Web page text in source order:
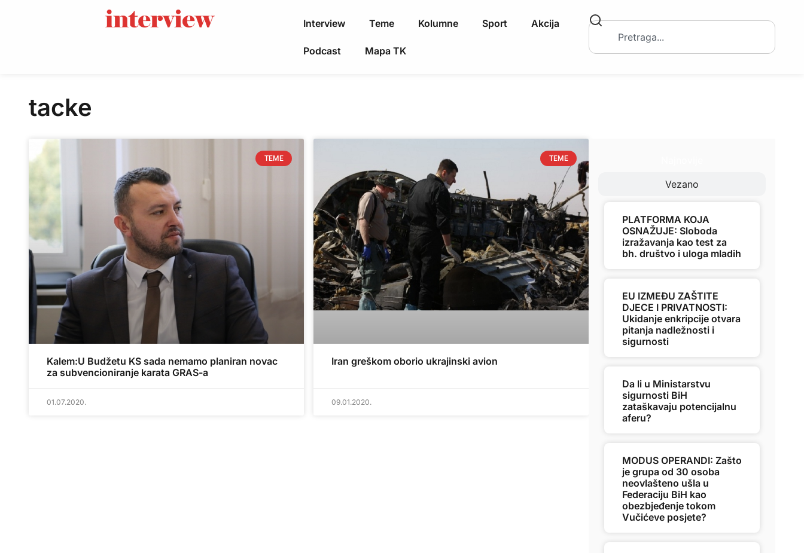
Interview Teme Kolumne Sport Akcija
Podcast Mapa TK
tacke
TEME
Kalem:U Budžetu KS sada nemamo planiran novac
za subvencioniranje karata GRAS-a
01.07.2020.
TEME
Iran greškom oborio ukrajinski avion
09.01.2020.
Vezano
PLATFORMA KOJA
OSNAŽUJE: Sloboda
izražavanja kao test za
bh. društvo i uloga mladih
EU IZMEĐU ZAŠTITE
DJECE I PRIVATNOSTI:
Ukidanje enkripcije otvara
pitanja nadležnosti i
sigurnosti
Da li u Ministarstvu
sigurnosti BiH
zataškavaju potencijalnu
aferu?
MODUS OPERANDI: Zašto
je grupa od 30 osoba
neovlašteno ušla u
Federaciju BiH kao
obezbjeđenje tokom
Vučićeve posjete?